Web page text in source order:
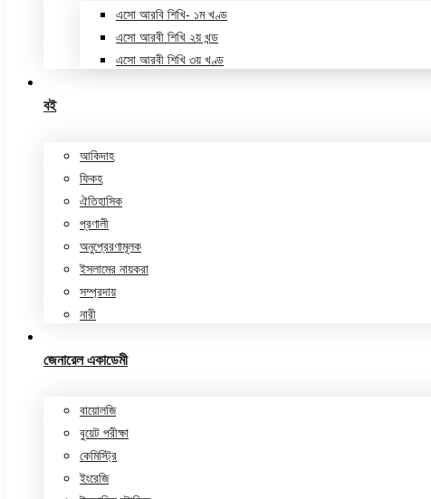
এসো আরবি শিখি- ১ম খণ্ড
এসো আরবী শিখি ২য় খন্ড
এসো আরবী শিখি ৩য় খণ্ড
বই
আকিদাহ
ফিকহ
ঐতিহাসিক
প্রণালী
অনুপ্রেরণামূলক
ইসলামের নায়করা
সম্প্রদায়
নারী
জেনারেল একাডেমী
বায়োলজি
বুয়েট পরীক্ষা
কেমিস্ট্রি
ইংরেজি